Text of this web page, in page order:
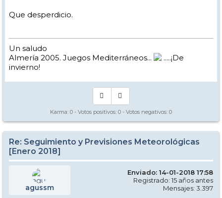
Que desperdicio.
Un saludo
Almería 2005. Juegos Mediterráneos...
.....¡De
invierno!
Karma: 0 - Votos positivos: 0 - Votos negativos: 0
Re: Seguimiento y Previsiones Meteorológicas
[Enero 2018]
agussm
Enviado: 14-01-2018 17:58
Registrado: 15 años antes
Mensajes: 3.397